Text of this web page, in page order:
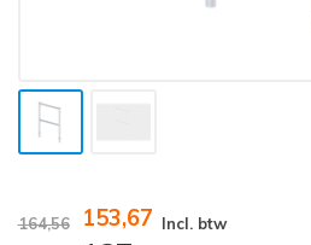
164,56 153,67 Incl. btw